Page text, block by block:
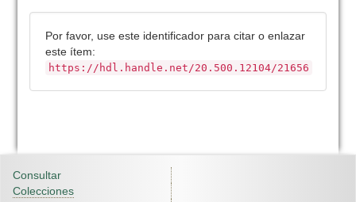
Por favor, use este identificador para citar o enlazar
este ítem:
https://hdl.handle.net/20.500.12104/21656
Consultar
Colecciones